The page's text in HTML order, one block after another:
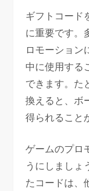
ギフトコード
に重要です。
ロモーション
中に使用する
できます。た
換えると、ボ
得られること
ゲームのプロ
うにしましょ
たコードは、